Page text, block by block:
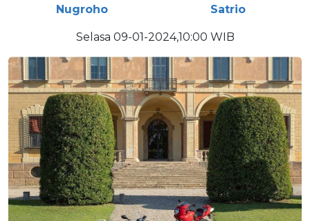
Nugroho
Satrio
Selasa 09-01-2024,10:00 WIB